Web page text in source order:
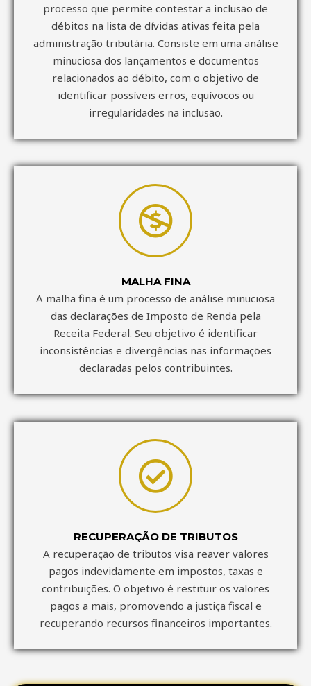
processo que permite contestar a inclusão de
débitos na lista de dívidas ativas feita pela
administração tributária. Consiste em uma análise
minuciosa dos lançamentos e documentos
relacionados ao débito, com o objetivo de
identificar possíveis erros, equívocos ou
irregularidades na inclusão.
MALHA FINA
A malha fina é um processo de análise minuciosa
das declarações de Imposto de Renda pela
Receita Federal. Seu objetivo é identificar
inconsistências e divergências nas informações
declaradas pelos contribuintes.
RECUPERAÇÃO DE TRIBUTOS
A recuperação de tributos visa reaver valores
pagos indevidamente em impostos, taxas e
contribuições. O objetivo é restituir os valores
pagos a mais, promovendo a justiça fiscal e
recuperando recursos financeiros importantes.